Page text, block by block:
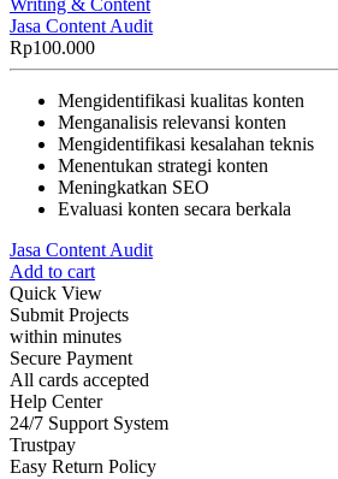
Writing & Content
Jasa Content Audit
Rp100.000
Mengidentifikasi kualitas konten
Menganalisis relevansi konten
Mengidentifikasi kesalahan teknis
Menentukan strategi konten
Meningkatkan SEO
Evaluasi konten secara berkala
Jasa Content Audit
Add to cart
Quick View
Submit Projects
within minutes
Secure Payment
All cards accepted
Help Center
24/7 Support System
Trustpay
Easy Return Policy